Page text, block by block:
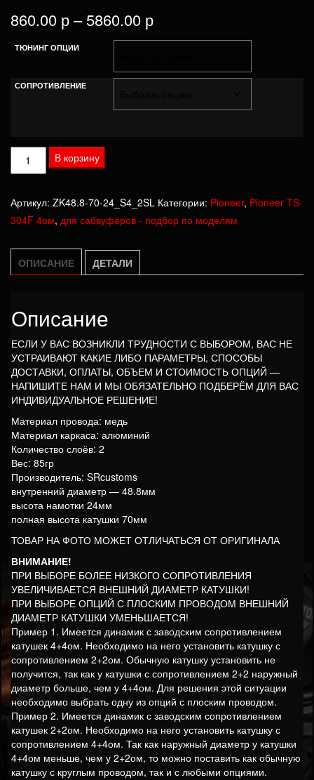
860.00 р–5860.00 р
ТЮНИНГ ОПЦИИ
СОПРОТИВЛЕНИЕ
Количество
товара
Pioneer
TS-
4ом
В корзину
Артикул: ZK48.8-70-24_S4_2SL Категории: Pioneer, Pioneer TS-
304F 4ом, для сабвуферов - подбор по моделям
ОПИСАНИЕ ДЕТАЛИ
Описание
ЕСЛИ У ВАС ВОЗНИКЛИ ТРУДНОСТИ С ВЫБОРОМ, ВАС НЕ
УСТРАИВАЮТ КАКИЕ ЛИБО ПАРАМЕТРЫ, СПОСОБЫ
ДОСТАВКИ, ОПЛАТЫ, ОБЪЕМ И СТОИМОСТЬ ОПЦИЙ —
НАПИШИТЕ НАМ И МЫ ОБЯЗАТЕЛЬНО ПОДБЕРЁМ ДЛЯ ВАС
ИНДИВИДУАЛЬНОЕ РЕШЕНИЕ!
Материал провода: медь
Материал каркаса: алюминий
Количество слоёв: 2
Вес: 85гр
Производитель: SRcustoms
внутренний диаметр — 48.8мм
высота намотки 24мм
полная высота катушки 70мм
ТОВАР НА ФОТО МОЖЕТ ОТЛИЧАТЬСЯ ОТ ОРИГИНАЛА
ВНИМАНИЕ!
ПРИ ВЫБОРЕ БОЛЕЕ НИЗКОГО СОПРОТИВЛЕНИЯ
УВЕЛИЧИВАЕТСЯ ВНЕШНИЙ ДИАМЕТР КАТУШКИ!
ПРИ ВЫБОРЕ ОПЦИЙ С ПЛОСКИМ ПРОВОДОМ ВНЕШНИЙ
ДИАМЕТР КАТУШКИ УМЕНЬШАЕТСЯ!
Пример 1. Имеется динамик с заводским сопротивлением
катушек 4+4ом. Необходимо на него установить катушку с
сопротивлением 2+2ом. Обычную катушку установить не
получится, так как у катушки с сопротивлением 2+2 наружный
диаметр больше, чем у 4+4ом. Для решения этой ситуации
необходимо выбрать одну из опций с плоским проводом.
Пример 2. Имеется динамик с заводским сопротивлением
катушек 2+2ом. Необходимо на него установить катушку с
сопротивлением 4+4ом. Так как наружный диаметр у катушки
4+4ом меньше, чем у 2+2ом, то можно поставить как обычную
катушку с круглым проводом, так и с любыми опциями.